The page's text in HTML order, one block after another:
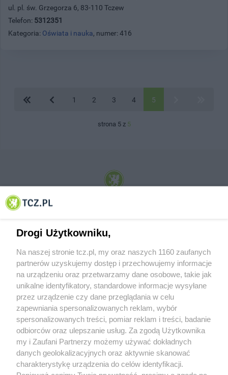
ul. pl. św. Grzegorza 6, 83-110 Tczew
Telefon: 5312351
Kategoria: Oświata i nauka, numer: 416
1 2 3 4 5
strona 5 z 5
© 2001-2026 Tczew - TCZ.PL Sp. z o.o. Internetowy Serwis Informacyjny Miasta
O FIRMIE POLITYKA PRYWATNOŚCI HOSTING
REKLAMA WSPÓŁPRACA RSS FACEBOOK KONTAKT
Nasze serwisy
Aktualności Muzyka i kultura
Drogi Użytkowniku,
Na naszej stronie tcz.pl, my oraz naszych 1160 zaufanych
partnerów uzyskujemy dostęp i przechowujemy informacje
na urządzeniu oraz przetwarzamy dane osobowe, takie jak
unikalne identyfikatory, standardowe informacje wysyłane
przez urządzenie czy dane przeglądania w celu
zapewniania spersonalizowanych reklam, wybór
spersonalizowanych treści, pomiar reklam i treści, badanie
odbiorców oraz ulepszanie usług. Za zgodą Użytkownika
my i Zaufani Partnerzy możemy używać dokładnych
danych geolokalizacyjnych oraz aktywnie skanować
charakterystykę urządzenia do celów identyfikacji.